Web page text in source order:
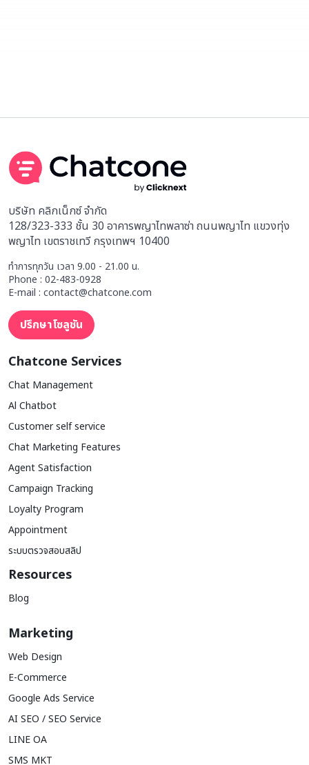
บริษัท คลิกเน็กซ์ จำกัด
128/323-333 ชั้น 30 อาคารพญาไทพลาซ่า ถนนพญาไท แขวงทุ่ง
พญาไท เขตราชเทวี กรุงเทพฯ 10400
ทำการทุกวัน เวลา 9.00 - 21.00 น.
Phone : 02-483-0928
E-mail : contact@chatcone.com
ปรึกษาโซลูชัน
Chatcone Services
Chat Management
Al Chatbot
Customer self service
Chat Marketing Features
Agent Satisfaction
Campaign Tracking
Loyalty Program
Appointment
ระบบตรวจสอบสลิป
Resources
Blog
Marketing
Web Design
E-Commerce
Google Ads Service
AI SEO / SEO Service
LINE OA
SMS MKT